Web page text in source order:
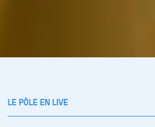
LE PÔLE EN LIVE